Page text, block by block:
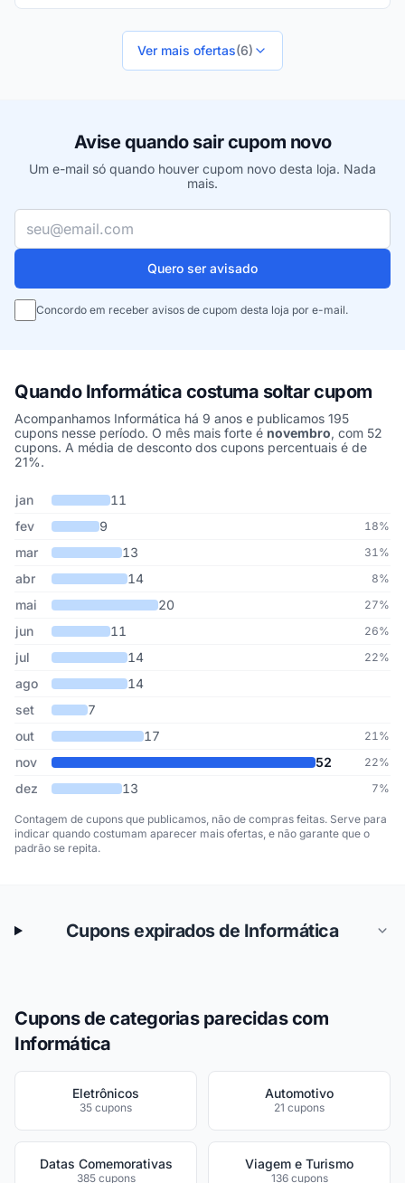
Ver mais ofertas(6)
Avise quando sair cupom novo
Um e-mail só quando houver cupom novo desta loja. Nada
mais.
Seu e-mail
Quero ser avisado
Concordo em receber avisos de cupom desta loja por e-mail.
Quando Informática costuma soltar cupom
Acompanhamos Informática há 9 anos e publicamos 195
cupons nesse período. O mês mais forte é novembro, com 52
cupons. A média de desconto dos cupons percentuais é de
21%.
Cupons de Informática publicados por mês, somando os últimos
Mês Cupons publicados
jan
11
fev
9 18%
mar 13 31%
abr 14 8%
mai 20 27%
jun 11 26%
jul 14 22%
ago
14
set
7
out
17 21%
nov 52 22%
dez 13 7%
Contagem de cupons que publicamos, não de compras feitas. Serve para
indicar quando costumam aparecer mais ofertas, e não garante que o
padrão se repita.
Cupons expirados de Informática
Cupons de categorias parecidas com
Informática
Eletrônicos
35 cupons
Automotivo
21 cupons
Datas Comemorativas
385 cupons
Viagem e Turismo
136 cupons